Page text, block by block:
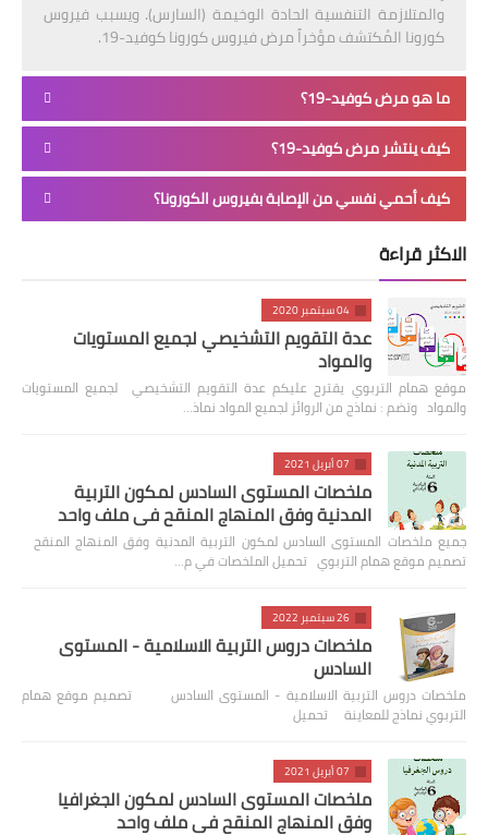
والمتلازمة التنفسية الحادة الوخيمة (السارس). ويسبب فيروس
كورونا المُكتشف مؤخراً مرض فيروس كورونا كوفيد-19.
ما هو مرض كوفيد-19؟
كيف ينتشر مرض كوفيد-19؟
كيف أحمي نفسي من الإصابة بفيروس الكورونا؟
الاكثر قراءة
04 سبتمبر 2020
عدة التقويم التشخيصي لجميع المستويات
والمواد
موقع همام التربوي يقترح عليكم عدة التقويم التشخيصي لجميع المستويات
والمواد وتضم : نماذج من الروائز لجميع المواد نماذ…
07 أبريل 2021
ملخصات المستوى السادس لمكون التربية
المدنية وفق المنهاج المنقح في ملف واحد
جميع ملخصات المستوى السادس لمكون التربية المدنية وفق المنهاج المنقح
تصميم موقع همام التربوي تحميل الملخصات في م…
26 سبتمبر 2022
ملخصات دروس التربية الاسلامية - المستوى
السادس
ملخصات دروس التربية الاسلامية - المستوى السادس تصميم موقع همام
التربوي نماذج للمعاينة تحميل
07 أبريل 2021
ملخصات المستوى السادس لمكون الجغرافيا
وفق المنهاج المنقح في ملف واحد